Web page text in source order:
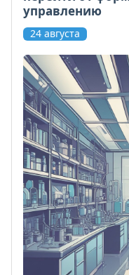
управлению
24 августа